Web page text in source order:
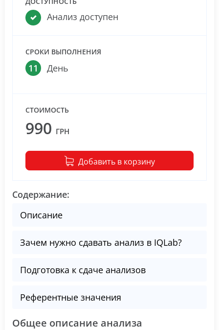
Анализ доступен
СРОКИ ВЫПОЛНЕНИЯ
11 День
СТОИМОСТЬ
990 ГРН
Добавить в корзину
Содержание:
Описание
Зачем нужно сдавать анализ в IQLab?
Подготовка к сдаче анализов
Референтные значения
Общее описание анализа